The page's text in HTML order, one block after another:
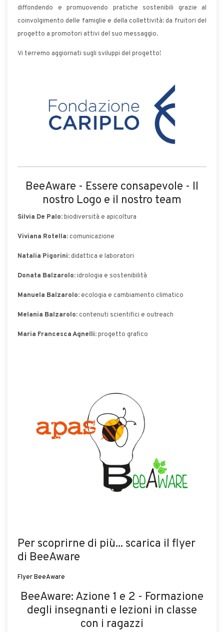
diffondendo e promuovendo pratiche sostenibili grazie al
coinvolgimento delle famiglie e della collettività: da fruitori del
progetto a promotori attivi del suo messaggio.
Vi terremo aggiornati sugli sviluppi del progetto!
BeeAware - Essere consapevole - Il
nostro Logo e il nostro team
Silvia De Palo: biodiversità e apicoltura
Viviana Rotella: comunicazione
Natalia Pigorini: didattica e laboratori
Donata Balzarolo: idrologia e sostenibilità
Manuela Balzarolo: ecologia e cambiamento climatico
Melania Balzarolo: contenuti scientifici e outreach
Maria Francesca Agnelli: progetto grafico
Per scoprirne di più... scarica il flyer
di BeeAware
Flyer BeeAware
BeeAware: Azione 1 e 2 - Formazione
degli insegnanti e lezioni in classe
con i ragazzi